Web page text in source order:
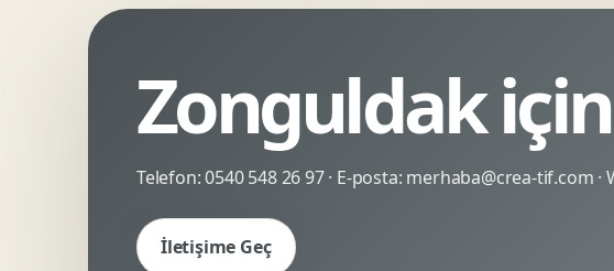
Zonguldak
Telefon:0540 548 26 97· E-posta: merhaba@crea-tif.com ·
İletişime Geç